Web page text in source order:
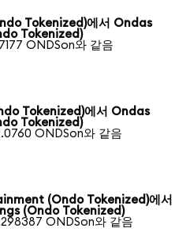
Tokenized)에서 Ondas
Tokenized)
ONDSon와 같음
Tokenized)에서 Ondas
Tokenized)
ONDSon와 같음
(Ondo Tokenized)에서
(Ondo Tokenized)
ONDSon와 같음